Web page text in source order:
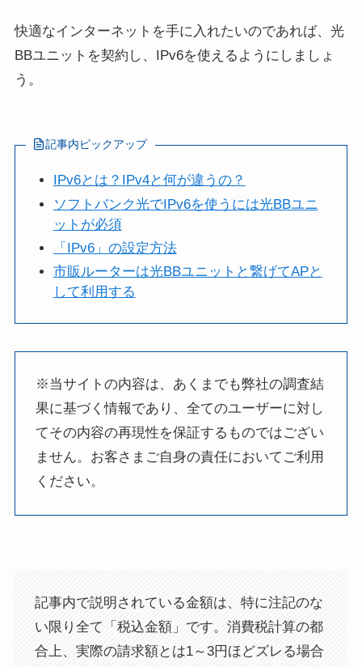
快適なインターネットを手に入れたいのであれば、光
BBユニットを契約し、IPv6を使えるようにしましょ
う。
記事内ピックアップ
IPv6とは？IPv4と何が違うの？
ソフトバンク光でIPv6を使うには光BBユニ
ットが必須
「IPv6」の設定方法
市販ルーターは光BBユニットと繋げてAPと
して利用する
※当サイトの内容は、あくまでも弊社の調査結
果に基づく情報であり、全てのユーザーに対し
てその内容の再現性を保証するものではござい
ません。お客さまご自身の責任においてご利用
ください。
記事内で説明されている金額は、特に注記のな
い限り全て「税込金額」です。消費税計算の都
合上、実際の請求額とは1～3円ほどズレる場合